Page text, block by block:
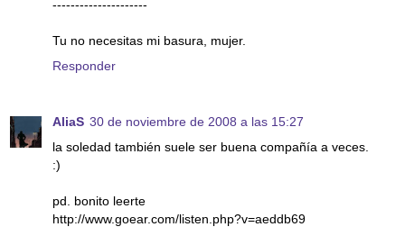
---------------------
Tu no necesitas mi basura, mujer.
Responder
AliaS 30 de noviembre de 2008 a las 15:27
la soledad también suele ser buena compañía a veces.
:)
pd. bonito leerte
http://www.goear.com/listen.php?v=aeddb69